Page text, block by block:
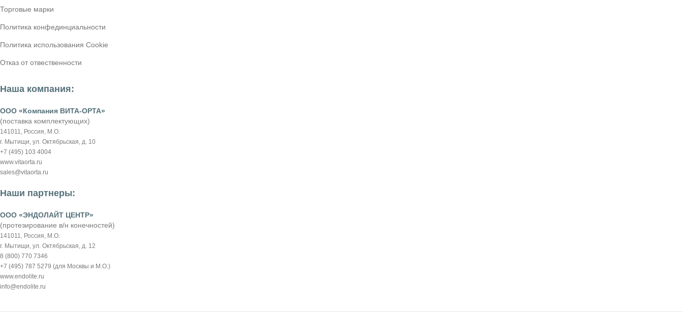
Торговые марки
Политика конфединциальности
Политика использования Cookie
Отказ от отвественности
Наша компания:
ООО «Компания ВИТА-ОРТА»
(поставка комплектующих)
141011, Россия, М.О.
г. Мытищи, ул. Октябрьская, д. 10
+7 (495) 103 4004
www.vitaorta.ru
sales@vitaorta.ru
Наши партнеры:
ООО «ЭНДОЛАЙТ ЦЕНТР»
(протезирование в/н конечностей)
141011, Россия, М.О.
г. Мытищи, ул. Октябрьская, д. 12
8 (800) 770 7346
+7 (495) 787 5279 (для Москвы и М.О.)
www.endolite.ru
info@endolite.ru